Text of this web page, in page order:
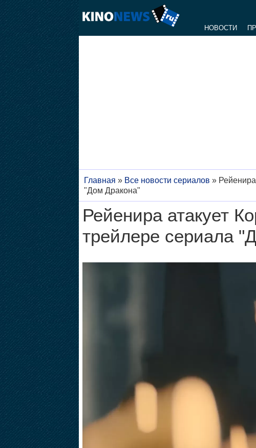
НОВОСТИ
Главная » Все новости сериалов »
"Дом Дракона"
Рейенира атакует
трейлере сериала